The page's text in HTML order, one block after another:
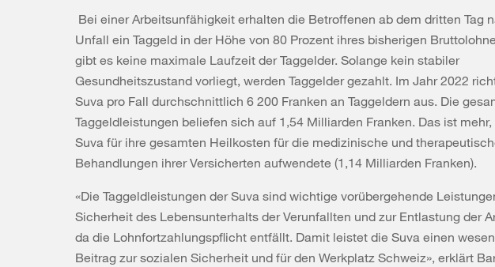
Bei einer Arbeitsunfähigkeit erhalten die Betroffenen ab dem dritten Tag
Unfall ein Taggeld in der Höhe von 80 Prozent ihres bisherigen
gibt es keine maximale Laufzeit der Taggelder. Solange kein stabiler
Gesundheitszustand​ vorliegt, werden Taggelder gezahlt. Im Jahr 2022
Suva pro Fall durchschnittlich 6 200 Franken an Taggeldern aus. Die
Taggeldleistungen beliefen sich auf 1,54 Milliarden Franken. Das ist mehr,
Suva für ihre gesamten Heilkosten für die medizinische und
Behandlungen ihrer Versicherten aufwendete (1,14 Milliarden Franken).
«Die Taggeldleistungen der Suva sind wichtige vorübergehende​
Sicherheit des Lebensunterhalts der Verunfallten und zur Entlastung der
da die​ Lohnfortzahlungspflicht entfällt. Damit leistet die Suva einen
Beitrag zur sozialen Sicherheit und für den​ Werkplatz Schweiz», erklärt